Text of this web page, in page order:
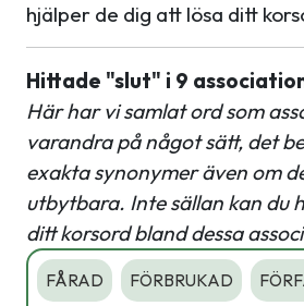
hjälper de dig att lösa ditt
Hittade "slut" i 9
Här har vi samlat ord som
varandra på något sätt, det
exakta synonymer även om
utbytbara. Inte sällan kan du
ditt korsord bland dessa
FÅRAD FÖRBRUKAD